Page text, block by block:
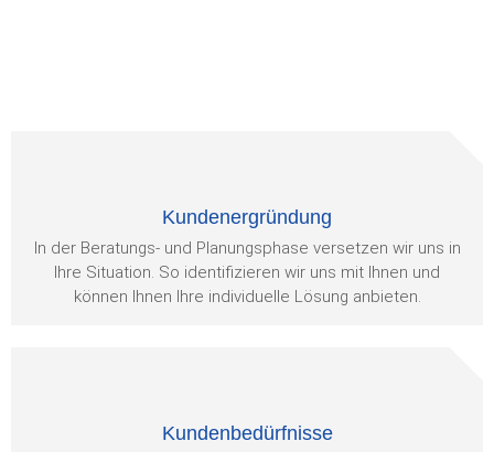
Unternehmensräumen – wir projektieren
Lüftungsanlagen jeder Dimension.
Mehr Infos
Kundenergründung
In der Beratungs- und Planungsphase versetzen wir uns in
Ihre Situation. So identifizieren wir uns mit Ihnen und
können Ihnen Ihre individuelle Lösung anbieten.
Kundenbedürfnisse